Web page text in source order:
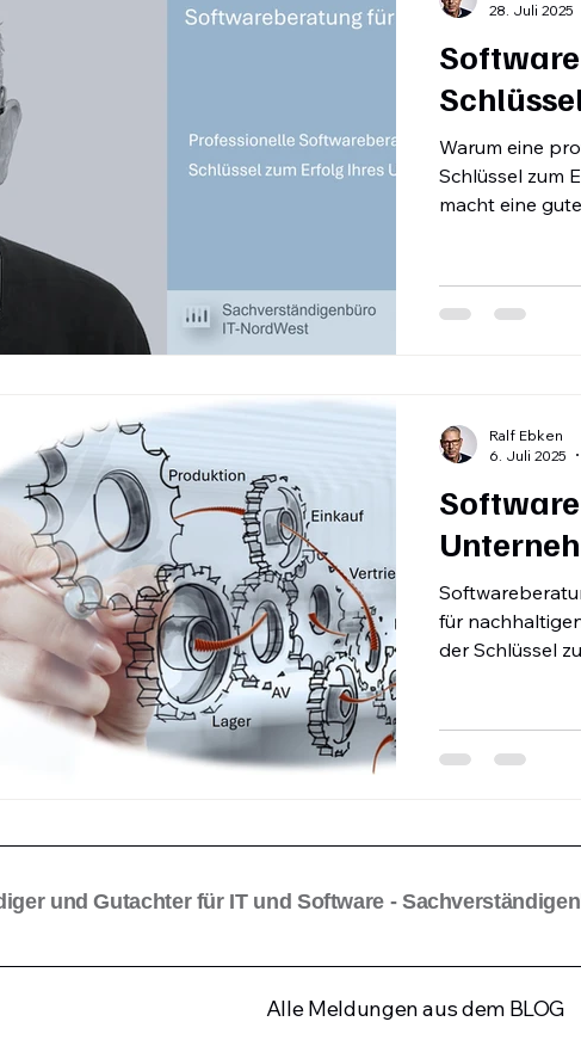
Warum eine
Schlüssel zum
macht eine
28. Juli 2025
für nachhaltigen digitalen
der Schlüssel
passenden
Fachwissen
Ralf Ebken
6. Juli 2025
und Gutachter für IT und Software -
Alle Meldungen aus dem BLOG